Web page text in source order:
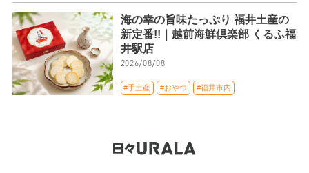
海の幸の旨味たっぷり 福井土産の
新定番!!｜越前海鮮倶楽部 くるふ福
井駅店
2026/08/08
#手土産 #おやつ #福井市内